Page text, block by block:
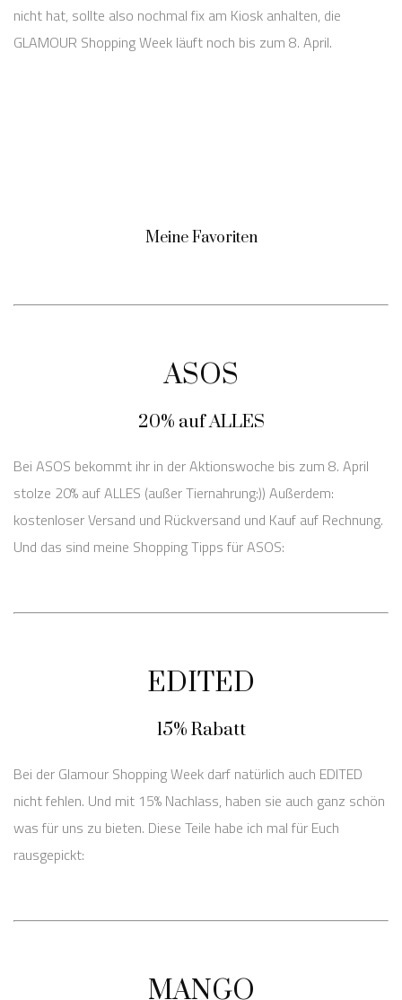
nicht hat, sollte also nochmal fix am Kiosk anhalten, die
GLAMOUR Shopping Week läuft noch bis zum 8. April.
Meine Favoriten
ASOS
20% auf ALLES
Bei ASOS bekommt ihr in der Aktionswoche bis zum 8. April
stolze 20% auf ALLES (außer Tiernahrung:)) Außerdem:
kostenloser Versand und Rückversand und Kauf auf Rechnung.
Und das sind meine Shopping Tipps für ASOS:
EDITED
15% Rabatt
Bei der Glamour Shopping Week darf natürlich auch EDITED
nicht fehlen. Und mit 15% Nachlass, haben sie auch ganz schön
was für uns zu bieten. Diese Teile habe ich mal für Euch
rausgepickt:
MANGO